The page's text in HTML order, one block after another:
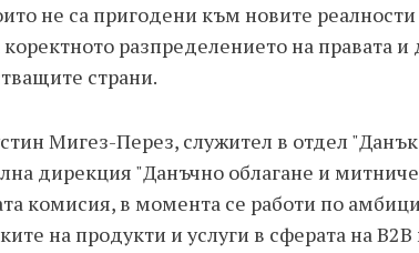
не са пригодени към новите реалности
разпределението на правата и
страни.
Мигез-Перез, служител в отдел
дирекция "Данъчно облагане и
комисия, в момента се работи по
на продукти и услуги в сферата на